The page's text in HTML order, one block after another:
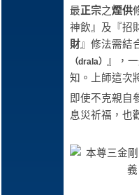
最正宗之煙供
神飲』及『招
財』修法需結
（drala）
』，
知。上師這次
即使不克親自
息災祈福，也